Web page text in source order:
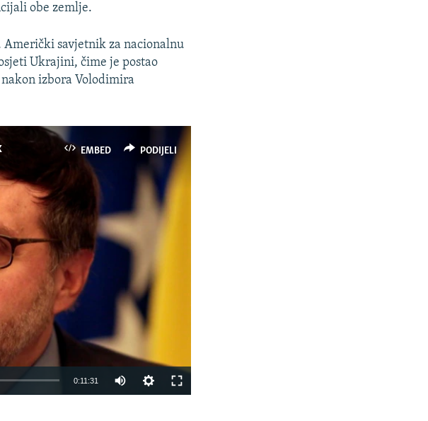
obe zemlje.
savjetnik za nacionalnu
Ukrajini, čime je postao
izbora Volodimira
EMBED PODIJELI
available
0:11:31